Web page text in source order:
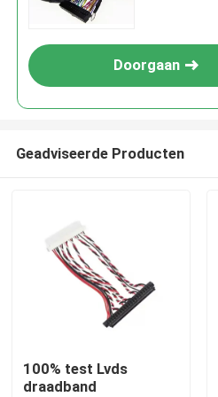
Doorgaan
Geadviseerde Producten
100% test Lvds
draadband